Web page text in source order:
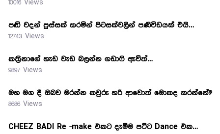
10016 Views
පඬි වදන් පුස්සක් කරමින් පිටසක්වලින් පණිවිඩයක් එයි…
12743 Views
කත්‍රිනාගේ හැඩ වැඩ බලන්න ගඩාෆි ඇවිත්…
9897 Views
මහ මග දී ඔබව මරන්න කවුරු හරි ආවොත් මොකද කරන්නේ?
8686 Views
CHEEZ BADI Re -make එකට දැම්ම පට්ට Dance එක…